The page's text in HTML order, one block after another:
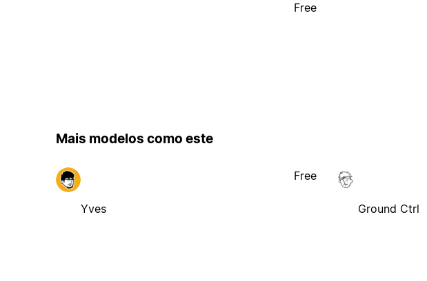
Free
Mais modelos como este
Yves
Free
Ground Ctrl